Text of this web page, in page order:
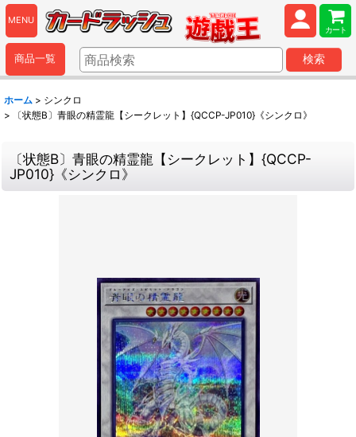
MENU
カート
商品一覧 検索
ホーム > シンクロ
>
〔状態B〕青眼の精霊龍【シークレット】{QCCP-JP010}《シンクロ》
〔状態B〕青眼の精霊龍【シークレット】{QCCP-
JP010}《シンクロ》